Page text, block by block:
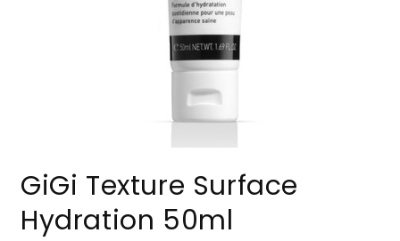
файлы
1
модальном
окне
GiGi Texture Surface
Hydration 50ml